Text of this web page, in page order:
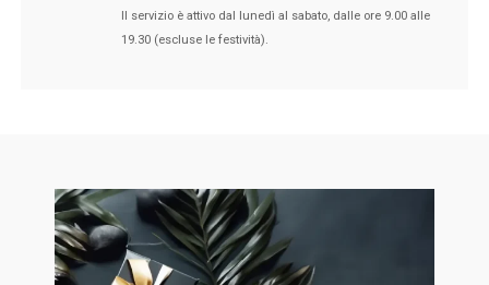
Il servizio è attivo dal lunedì al sabato, dalle ore 9.00 alle
19.30 (escluse le festività).
🖤BLACK FRIDAY dal 13 a l 25
Novembre sconti fino al 50% Su